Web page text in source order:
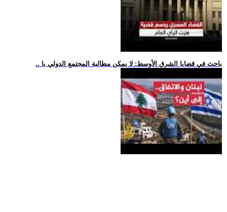
.. باحث في قضايا الشرق الأوسط: لا يمكن مطالبة المجتمع الدولي با